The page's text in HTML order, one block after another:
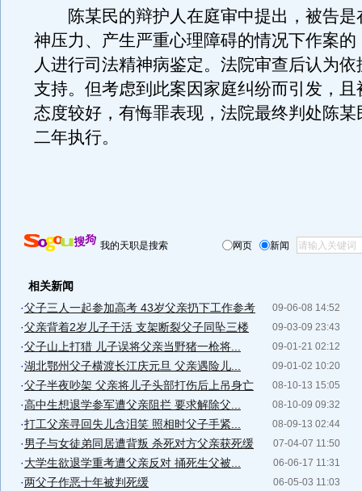
陈某民的辩护人在庭审中提出，被告是
神压力、产生严重心理障碍的情况下作案的
人进行司法精神病鉴定。法院审查后认为
支持。但考虑到此案因家庭纠纷而引发，且
态度较好，有悔罪表现，法院最终判处陈某
二年执行。
我的天职是搜索 网页 新闻
相关新闻
09-06-08 14:52
·父子三人一起参加高考 43岁父亲扔下工作参考
09-03-09 23:43
·父亲背着2岁儿子干活 支架断裂父子同坠三楼
09-01-21 02:12
·父子山上打猎 儿子误将父亲当野猪一枪将...
09-01-02 10:20
·湖北鄂州父子横渡长江庆元旦 父亲遇险儿...
08-10-13 15:05
·父子半夜吵架 父亲将儿子头部打伤后上吊身亡
08-10-09 09:32
·高中生想退学参军遭父亲阻拦 要求解除父...
08-09-13 02:44
·打工父亲寻回失儿含泪笑 照相时父子手紧...
07-04-07 11:50
·男子与女徒弟同居遭背叛 杀死对方父亲获死缓
06-06-17 11:31
·大学生欲退学重考遭父亲反对 捅死生父被...
06-05-03 11:03
·两父子作恶十年被判死缓